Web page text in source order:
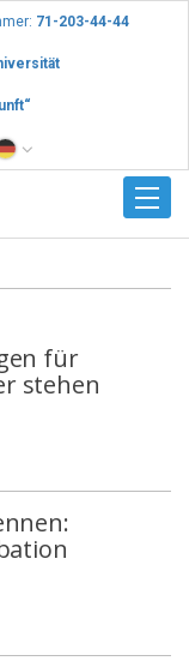
71-203-44-44
für
stehen